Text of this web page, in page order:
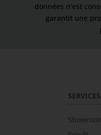
données n’est
garantit une
SERVICES